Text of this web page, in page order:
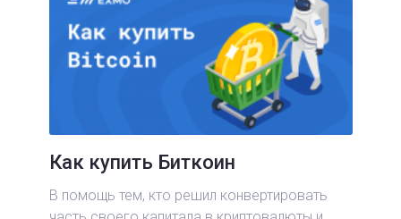
Как купить Биткоин
В помощь тем, кто решил конвертировать